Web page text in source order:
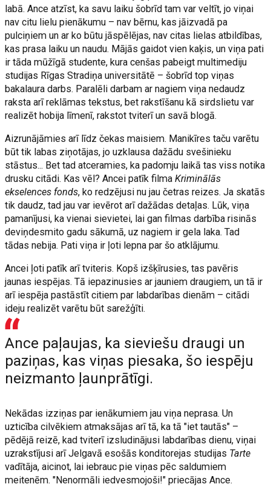
labā. Ance atzīst, ka savu laiku šobrīd tam var veltīt, jo viņai
nav citu lielu pienākumu – nav bērnu, kas jāizvadā pa
pulciņiem un ar ko būtu jāspēlējas, nav citas lielas atbildības,
kas prasa laiku un naudu. Mājās gaidot vien kaķis, un viņa pati
ir tāda mūžīgā studente, kura cenšas pabeigt multimediju
studijas Rīgas Stradiņa universitātē – šobrīd top viņas
bakalaura darbs. Paralēli darbam ar nagiem viņa nedaudz
raksta arī reklāmas tekstus, bet rakstīšanu kā sirdslietu var
realizēt hobija līmenī, rakstot tviterī un savā blogā.
Aizrunājāmies arī līdz čekas maisiem. Manikīres taču varētu
būt tik labas ziņotājas, jo uzklausa dažādu svešinieku
stāstus... Bet tad atceramies, ka padomju laikā tas viss notika
drusku citādi. Kas vēl? Ancei patīk filmaKriminālās
ekselences fonds, ko redzējusi nu jau četras reizes. Ja skatās
tik daudz, tad jau var ievērot arī dažādas detaļas. Lūk, viņa
pamanījusi, ka vienai sievietei, lai gan filmas darbība risinās
deviņdesmito gadu sākumā, uz nagiem ir gela laka. Tad
tādas nebija. Pati viņa ir ļoti lepna par šo atklājumu.
Ancei ļoti patīk arī tviteris. Kopš izšķīrusies, tas pavēris
jaunas iespējas. Tā iepazinusies ar jauniem draugiem, un tā ir
arī iespēja pastāstīt citiem par labdarības dienām – citādi
ideju realizēt varētu būt sarežģīti.
Ance paļaujas, ka sieviešu draugi un
paziņas, kas viņas piesaka, šo iespēju
neizmanto ļaunprātīgi.
Nekādas izziņas par ienākumiem jau viņa neprasa. Un
uzticība cilvēkiem atmaksājas arī tā, ka tā "iet tautās" –
pēdējā reizē, kad tviterī izsludinājusi labdarības dienu, viņai
uzrakstījusi arī Jelgavā esošās konditorejas studijas Tarte
vadītāja, aicinot, lai iebrauc pie viņas pēc saldumiem
meitenēm. "Nenormāli iedvesmojoši!" priecājas Ance.